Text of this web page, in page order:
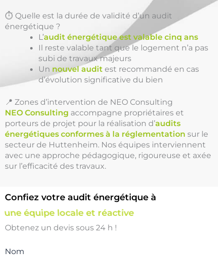
⏱️ Quelle est la durée de validité d’un audit
énergétique ?
L’audit énergétique est valable cinq ans
Il reste valable tant que le logement n’a pas
subi de travaux majeurs
Un nouvel audit est recommandé en cas
d’évolution significative du bien
📍 Zones d’intervention de NEO Consulting
NEO Consulting accompagne propriétaires et
porteurs de projet pour la réalisation d’audits
énergétiques conformes à la réglementation sur le
secteur de Huttenheim. Nos équipes interviennent
avec une approche pédagogique, rigoureuse et axée
sur l’efficacité des travaux.
Confiez votre audit énergétique à
une équipe locale et réactive
Obtenez un devis sous 24 h !
Nom